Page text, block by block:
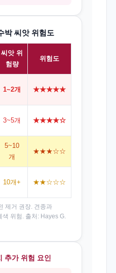
박 씨앗 위험도
씨앗 위
험량
위험도
1~2개 ★★★★★
3~5개 ★★★★☆
5~10
개
★★★☆☆
10개+ ★★☆☆☆
제거 권장. 견종과
위험. 출처: Hayes G.
추가 위험 요인